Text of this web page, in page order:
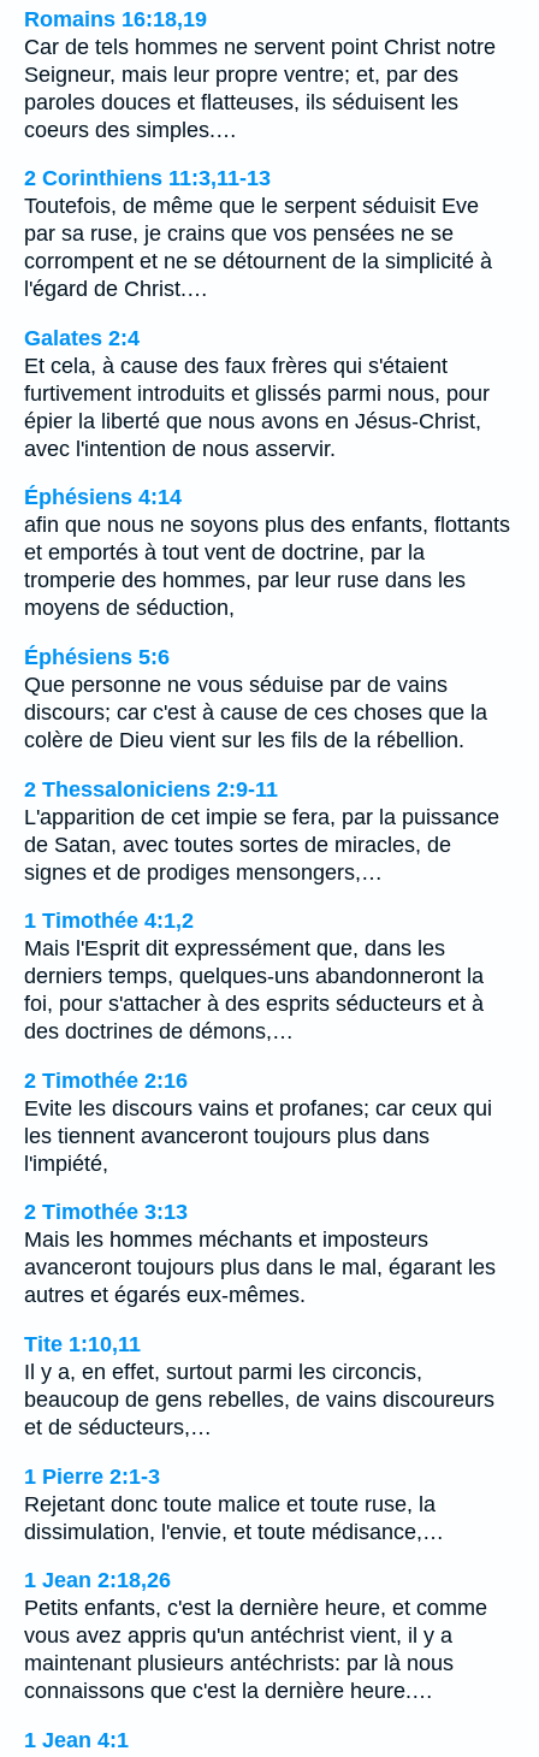
Romains 16:18,19
Car de tels hommes ne servent point Christ notre
Seigneur, mais leur propre ventre; et, par des
paroles douces et flatteuses, ils séduisent les
coeurs des simples.…
2 Corinthiens 11:3,11-13
Toutefois, de même que le serpent séduisit Eve
par sa ruse, je crains que vos pensées ne se
corrompent et ne se détournent de la simplicité à
l'égard de Christ.…
Galates 2:4
Et cela, à cause des faux frères qui s'étaient
furtivement introduits et glissés parmi nous, pour
épier la liberté que nous avons en Jésus-Christ,
avec l'intention de nous asservir.
Éphésiens 4:14
afin que nous ne soyons plus des enfants, flottants
et emportés à tout vent de doctrine, par la
tromperie des hommes, par leur ruse dans les
moyens de séduction,
Éphésiens 5:6
Que personne ne vous séduise par de vains
discours; car c'est à cause de ces choses que la
colère de Dieu vient sur les fils de la rébellion.
2 Thessaloniciens 2:9-11
L'apparition de cet impie se fera, par la puissance
de Satan, avec toutes sortes de miracles, de
signes et de prodiges mensongers,…
1 Timothée 4:1,2
Mais l'Esprit dit expressément que, dans les
derniers temps, quelques-uns abandonneront la
foi, pour s'attacher à des esprits séducteurs et à
des doctrines de démons,…
2 Timothée 2:16
Evite les discours vains et profanes; car ceux qui
les tiennent avanceront toujours plus dans
l'impiété,
2 Timothée 3:13
Mais les hommes méchants et imposteurs
avanceront toujours plus dans le mal, égarant les
autres et égarés eux-mêmes.
Tite 1:10,11
Il y a, en effet, surtout parmi les circoncis,
beaucoup de gens rebelles, de vains discoureurs
et de séducteurs,…
1 Pierre 2:1-3
Rejetant donc toute malice et toute ruse, la
dissimulation, l'envie, et toute médisance,…
1 Jean 2:18,26
Petits enfants, c'est la dernière heure, et comme
vous avez appris qu'un antéchrist vient, il y a
maintenant plusieurs antéchrists: par là nous
connaissons que c'est la dernière heure.…
1 Jean 4:1